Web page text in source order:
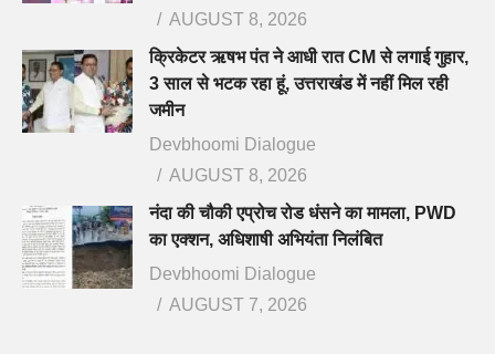
AUGUST 8, 2026
क्रिकेटर ऋषभ पंत ने आधी रात CM से लगाई गुहार,
3 साल से भटक रहा हूं, उत्तराखंड में नहीं मिल रही
जमीन
Devbhoomi Dialogue
AUGUST 8, 2026
नंदा की चौकी एप्रोच रोड धंसने का मामला, PWD
का एक्शन, अधिशाषी अभियंता निलंबित
Devbhoomi Dialogue
AUGUST 7, 2026